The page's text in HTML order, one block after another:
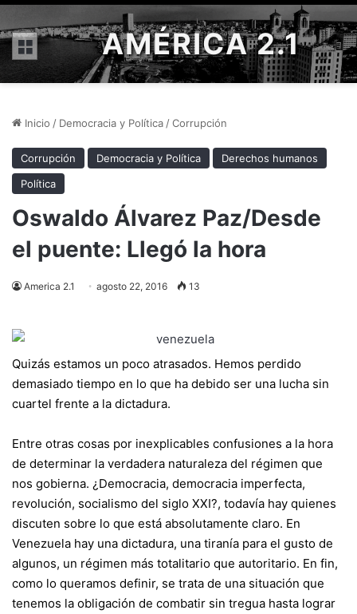
Menú AMÉRICA 2.1
Inicio / Democracia y Política /Corrupción
Corrupción Democracia y Política
Derechos humanos
Política
Oswaldo Álvarez Paz/Desde
el puente: Llegó la hora
America 2.1 agosto 22, 2016 13
Quizás estamos un poco atrasados. Hemos perdido
demasiado tiempo en lo que ha debido ser una lucha sin
cuartel frente a la dictadura.
Entre otras cosas por inexplicables confusiones a la hora
de determinar la verdadera naturaleza del régimen que
nos gobierna. ¿Democracia, democracia imperfecta,
revolución, socialismo del siglo XXI?, todavía hay quienes
discuten sobre lo que está absolutamente claro. En
Venezuela hay una dictadura, una tiranía para el gusto de
algunos, un régimen más totalitario que autoritario. En fin,
como lo queramos definir, se trata de una situación que
tenemos la obligación de combatir sin tregua hasta lograr